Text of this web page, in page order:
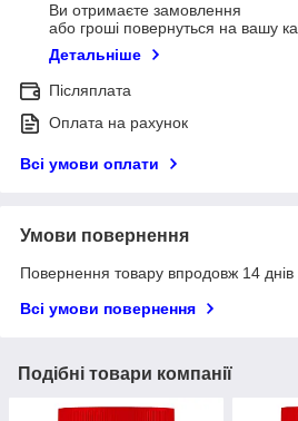
Ви отримаєте замовлення
або гроші повернуться на вашу
Детальніше
Післяплата
Оплата на рахунок
Всі умови оплати
Умови повернення
Повернення товару впродовж 14 днів
Всі умови повернення
Подібні товари компанії